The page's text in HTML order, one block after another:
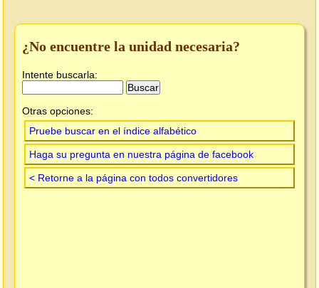
¿No encuentre la unidad necesaria?
Intente buscarla:
Otras opciones:
Pruebe buscar en el índice alfabético
Haga su pregunta en nuestra página de facebook
< Retorne a la página con todos convertidores